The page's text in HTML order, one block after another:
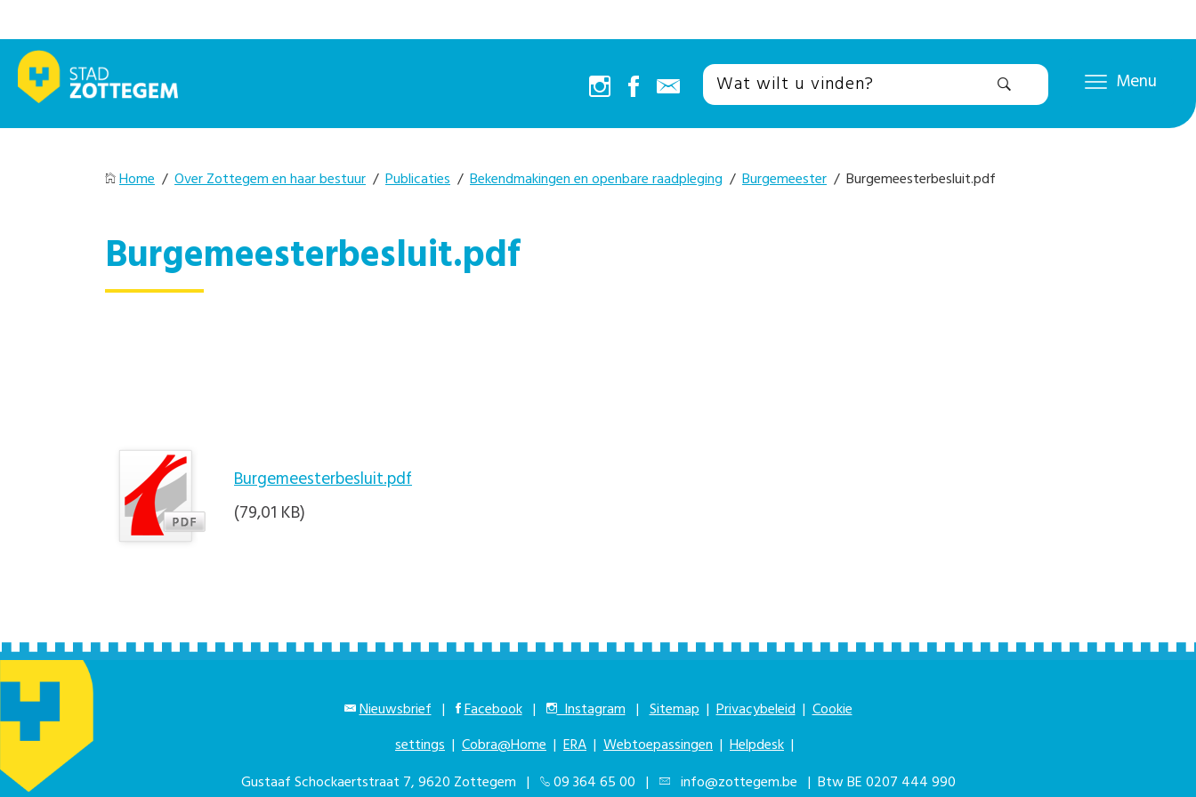
Menu
Home / Over Zottegem en haar bestuur / Publicaties / Bekendmakingen en openbare raadpleging / Burgemeester / Burgemeesterbesluit.pdf
Burgemeesterbesluit.pdf
Burgemeesterbesluit.pdf
(79,01 KB)
Nieuwsbrief | Facebook | Instagram | Sitemap |Privacybeleid |Cookie
settings | Cobra@Home | ERA | Webtoepassingen | Helpdesk |
Gustaaf Schockaertstraat 7, 9620 Zottegem |
09 364 65 00 | info@zottegem.be | Btw BE 0207 444 990